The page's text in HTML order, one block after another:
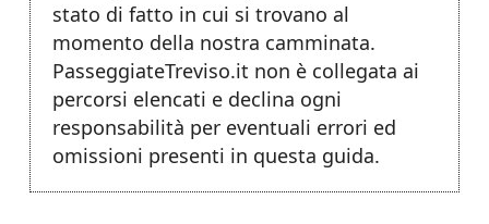
stato di fatto in cui si trovano al
momento della nostra camminata.
PasseggiateTreviso.it non è collegata ai
percorsi elencati e declina ogni
responsabilità per eventuali errori ed
omissioni presenti in questa guida.